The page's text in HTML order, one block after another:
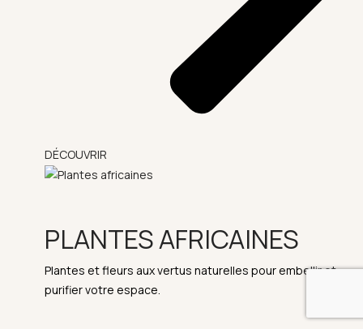
DÉCOUVRIR
PLANTES AFRICAINES
Plantes et fleurs aux vertus naturelles pour embellir et
purifier votre espace.